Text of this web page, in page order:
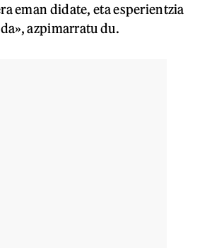
eman didate, eta esperientzia
azpimarratu du.